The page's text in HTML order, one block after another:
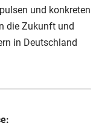
und konkreten
die Zukunft und
in Deutschland